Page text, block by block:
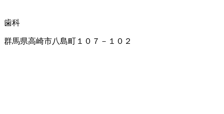
歯科
群馬県高崎市八島町１０７－１０２